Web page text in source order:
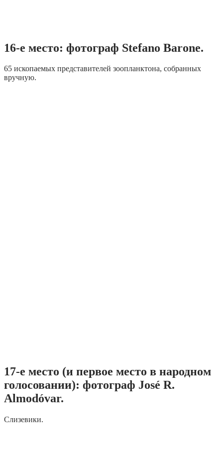
16-е место: фотограф Stefano Barone.
65 ископаемых представителей зоопланктона, собранных
вручную.
17-е место (и первое место в народном
голосовании): фотограф José R.
Almodóvar.
Слизевики.